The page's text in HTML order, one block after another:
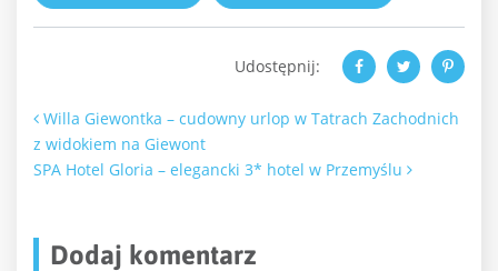
Udostępnij:
Nawigacja po artykułach
Willa Giewontka – cudowny urlop w Tatrach Zachodnich
z widokiem na Giewont
SPA Hotel Gloria – elegancki 3* hotel w Przemyślu
Dodaj komentarz